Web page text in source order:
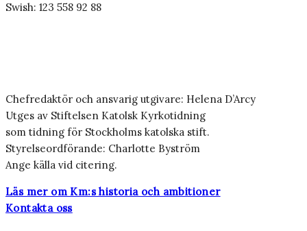
Swish: 123 558 92 88
Chefredaktör och ansvarig utgivare: Helena D’Arcy
Utges av Stiftelsen Katolsk Kyrkotidning
som tidning för Stockholms katolska stift.
Styrelseordförande: Charlotte Byström
Ange källa vid citering.
Läs mer om Km:s historia och ambitioner
Kontakta oss